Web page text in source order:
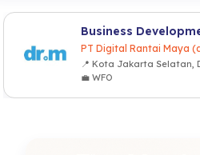
PT Digital Rantai Maya
📍 Kota Jakarta Selatan,
💼 WFO